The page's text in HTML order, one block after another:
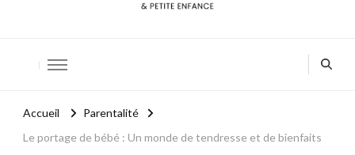
Accueil
Parentalité
Le portage de bébé : Un monde de tendresse et de bienfaits